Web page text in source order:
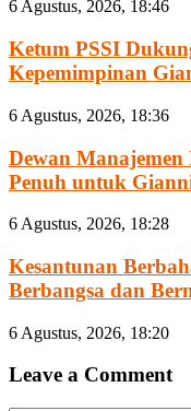
6 Agustus, 2026, 18:46
Ketum PSSI
Kepemimpinan
6 Agustus, 2026, 18:36
Dewan
Penuh untuk
6 Agustus, 2026, 18:28
Kesantunan
Berbangsa dan
6 Agustus, 2026, 18:20
Leave a Comment